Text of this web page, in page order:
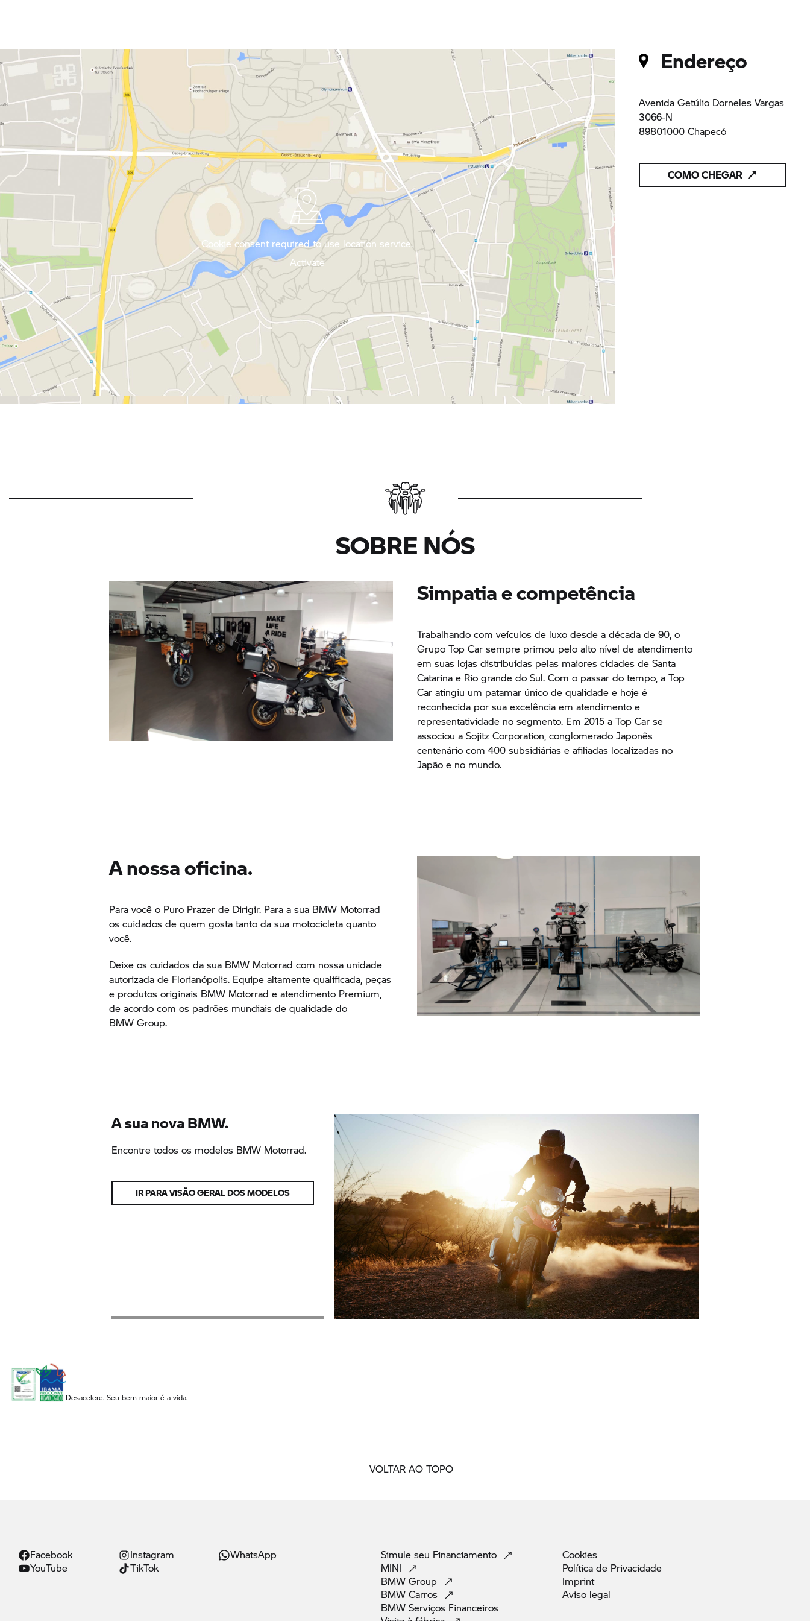
Endereço
Avenida Getúlio Dorneles Vargas
3066-N
89801000 Chapecó
COMO CHEGAR
Cookie consent required to use location service.
Activate
SOBRE NÓS
Simpatia e competência
Trabalhando com veículos de luxo desde a década de 90, o
Grupo Top Car sempre primou pelo alto nível de atendimento
em suas lojas distribuídas pelas maiores cidades de Santa
Catarina e Rio grande do Sul. Com o passar do tempo, a Top
Car atingiu um patamar único de qualidade e hoje é
reconhecida por sua excelência em atendimento e
representatividade no segmento. Em 2015 a Top Car se
associou a Sojitz Corporation, conglomerado Japonês
centenário com 400 subsidiárias e afiliadas localizadas no
Japão e no mundo.
A nossa oficina.
Para você o Puro Prazer de Dirigir. Para a sua BMW Motorrad
os cuidados de quem gosta tanto da sua motocicleta quanto
você.
Deixe os cuidados da sua BMW Motorrad com nossa unidade
autorizada de Florianópolis. Equipe altamente qualificada, peças
e produtos originais BMW Motorrad e atendimento Premium,
de acordo com os padrões mundiais de qualidade do
BMW Group.
A sua nova BMW.
Encontre todos os modelos BMW Motorrad.
IR PARA VISÃO GERAL DOS MODELOS
Desacelere. Seu bem maior é a vida.
VOLTAR AO TOPO
Facebook Instagram
WhatsApp
YouTube
TikTok
Simule seu Financiamento
MINI
BMW Group
BMW Carros
BMW Serviços Financeiros
Cookies
Política de Privacidade
Imprint
Aviso legal